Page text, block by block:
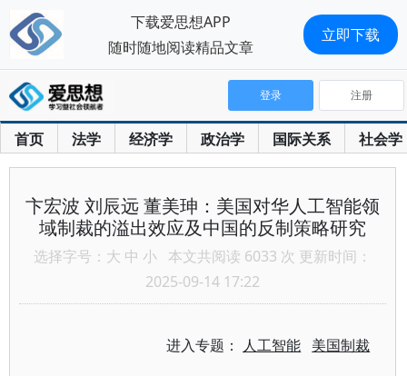
首页 法学 经济学 政治学 国际关系 社会学
登录 注册
卞宏波 刘辰远 董美珅：美国对华人工智能领
域制裁的溢出效应及中国的反制策略研究
选择字号： 大 中 小 本文共阅读 6033 次 更新时间：
2025-09-14 17:22
进入专题： 人工智能 美国制裁
下载爱思想APP
随时随地阅读精品文章
立即下载